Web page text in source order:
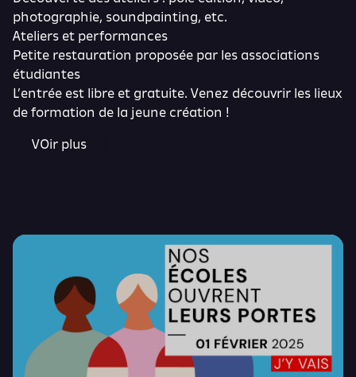
photographie, soundpainting, etc.
Ateliers et performances
Petite restauration proposée par les associations
étudiantes
L’entrée est libre et gratuite. Venez découvrir les lieux
de formation de la jeune création !
VOir plus